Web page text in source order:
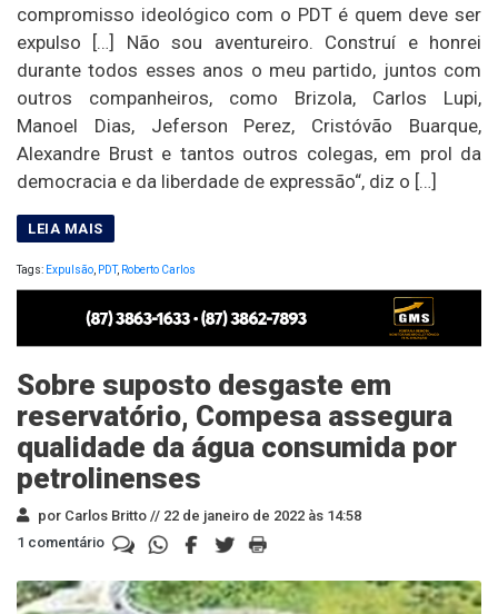
compromisso ideológico com o PDT é quem deve ser
expulso […] Não sou aventureiro. Construí e honrei
durante todos esses anos o meu partido, juntos com
outros companheiros, como Brizola, Carlos Lupi,
Manoel Dias, Jeferson Perez, Cristóvão Buarque,
Alexandre Brust e tantos outros colegas, em prol da
democracia e da liberdade de expressão“, diz o […]
Tags: Expulsão PDT, Roberto Carlos
Sobre suposto desgaste em
reservatório, Compesa assegura
qualidade da água consumida por
petrolinenses
por Carlos Britto // 22 de janeiro de 2022 às 14:58
1 comentário